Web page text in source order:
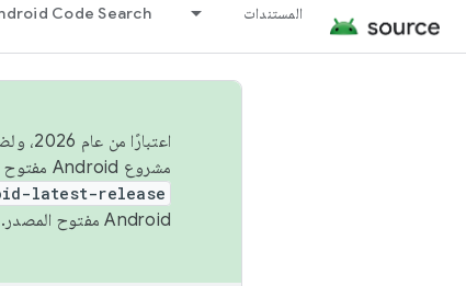
المستندات Code Search
مشروع Android مفتوح المصدر (AOSP) في الربعَين الثاني والرابع. لبناء مشروع Android مفتوح المصدر والمساهمة فيه، استخدِم
latest-release
Android مفتوح المصدر. لمزيد من المعلومات، يُرجى الاطّلاع على